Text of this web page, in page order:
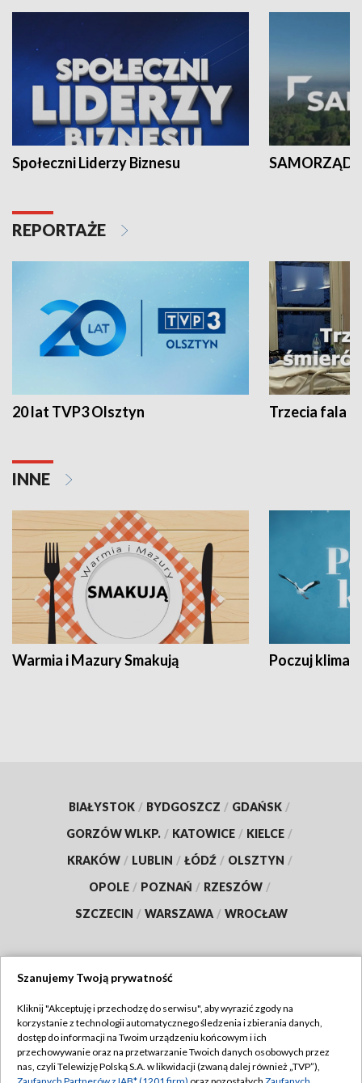
Społeczni Liderzy Biznesu SAMORZĄD
REPORTAŻE
20 lat TVP3 Olsztyn Trzecia fala -
INNE
Warmia i Mazury Smakują Poczuj klimat
BIAŁYSTOK / BYDGOSZCZ / GDAŃSK /
GORZÓW WLKP. / KATOWICE / KIELCE /
KRAKÓW / LUBLIN / ŁÓDŹ / OLSZTYN /
OPOLE / POZNAŃ / RZESZÓW /
SZCZECIN / WARSZAWA / WROCŁAW
TVP
Abonament TVP
Emisja w TVP
Regulamin TVP
Szanujemy Twoją prywatność
Kliknij "Akceptuję i przechodzę do serwisu", aby wyrazić zgody na
korzystanie z technologii automatycznego śledzenia i zbierania danych,
dostęp do informacji na Twoim urządzeniu końcowym i ich
przechowywanie oraz na przetwarzanie Twoich danych osobowych przez
nas, czyli Telewizję Polską S.A. w likwidacji (zwaną dalej również „TVP”),